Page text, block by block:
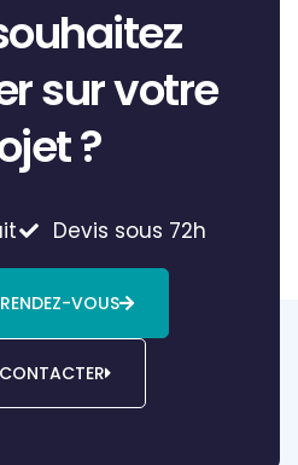
sur votre
?
Devis sous 72h
VOUS